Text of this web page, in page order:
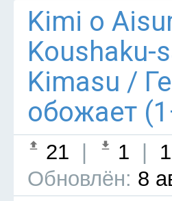
Kimi o
Koushaku-
Kimasu /
обожает
21 1
Обновлён: 8